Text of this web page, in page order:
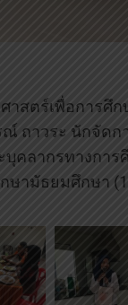
ตร์เพื่อการศึก
ถาวระ นักจัดก
คลากรทางกา
ามัธยมศึกษา